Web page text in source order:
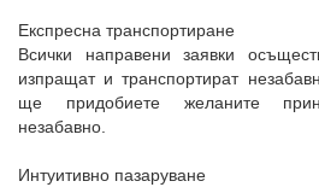
Експресна транспортиране
Всички направени заявки
изпращат и транспортират
ще придобиете желаните
незабавно.
Интуитивно пазаруване